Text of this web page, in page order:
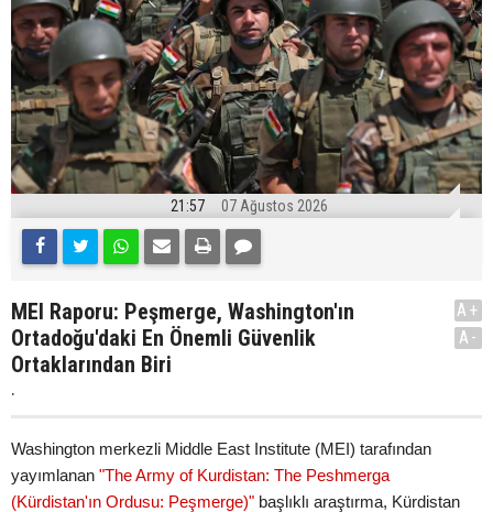
21:57 07 Ağustos 2026
MEI Raporu: Peşmerge, Washington'ın
Ortadoğu'daki En Önemli Güvenlik
Ortaklarından Biri
.
A+
A-
Washington merkezli Middle East Institute (MEI) tarafından
yayımlanan "The Army of Kurdistan: The Peshmerga
(Kürdistan'ın Ordusu: Peşmerge)" başlıklı araştırma, Kürdistan